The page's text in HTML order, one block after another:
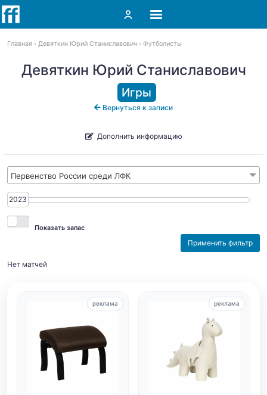
Главная Девяткин Юрий Станиславович Футболисты
Девяткин Юрий Станиславович
Игры
Вернуться к записи
Дополнить информацию
Первенство России среди ЛФК
2023
2023
Показать запас
Нет матчей
реклама реклама